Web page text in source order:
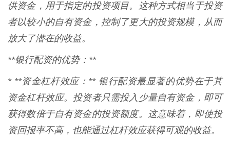
供资金，用于指定的投资项目。这种方式相当于投资
者以较小的自有资金，控制了更大的投资规模，从而
放大了潜在的收益。
**银行配资的优势：**
* **资金杠杆效应：** 银行配资最显著的优势在于其
资金杠杆效应。投资者只需投入少量自有资金，即可
获得数倍于自有资金的投资额度。这意味着，即使投
资回报率不高，也能通过杠杆效应获得可观的收益。